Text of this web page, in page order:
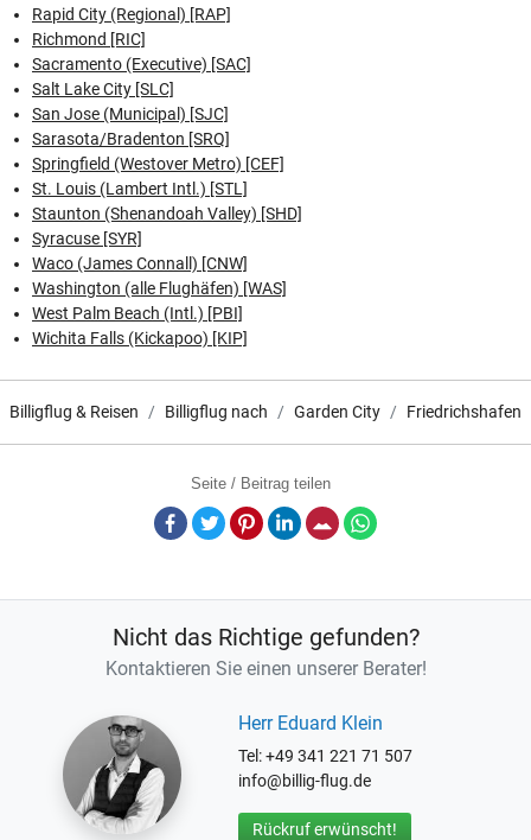
Rapid City (Regional) [RAP]
Richmond [RIC]
Sacramento (Executive) [SAC]
Salt Lake City [SLC]
San Jose (Municipal) [SJC]
Sarasota/Bradenton [SRQ]
Springfield (Westover Metro) [CEF]
St. Louis (Lambert Intl.) [STL]
Staunton (Shenandoah Valley) [SHD]
Syracuse [SYR]
Waco (James Connall) [CNW]
Washington (alle Flughäfen) [WAS]
West Palm Beach (Intl.) [PBI]
Wichita Falls (Kickapoo) [KIP]
Billigflug & Reisen Billigflug nach Garden City Friedrichshafen
Seite / Beitrag teilen
Facebook
TwitterPinterestLinkedInE-Mail
Nicht das Richtige gefunden?
Kontaktieren Sie einen unserer Berater!
Herr Eduard Klein
Tel: +49 341 221 71 507
info@billig-flug.de
Rückruf erwünscht!